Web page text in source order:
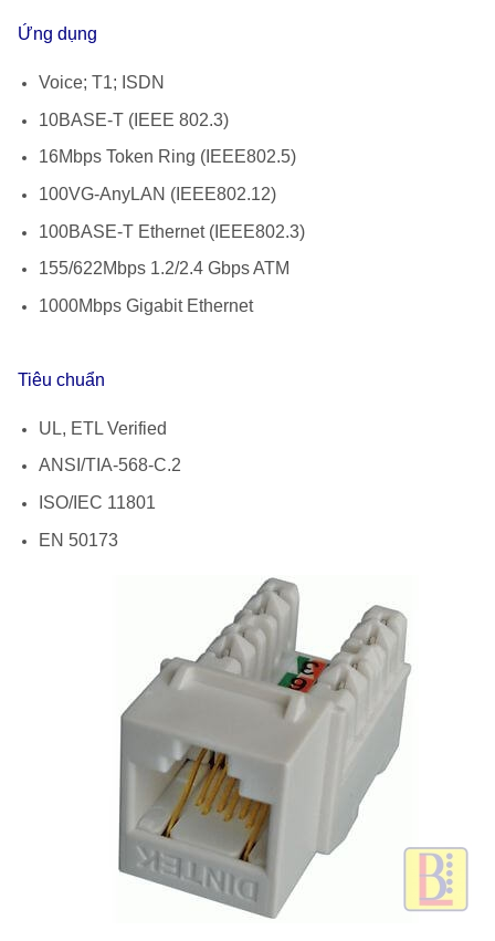
Ứng dụng
Voice; T1; ISDN
10BASE-T (IEEE 802.3)
16Mbps Token Ring (IEEE802.5)
100VG-AnyLAN (IEEE802.12)
100BASE-T Ethernet (IEEE802.3)
155/622Mbps 1.2/2.4 Gbps ATM
1000Mbps Gigabit Ethernet
Tiêu chuẩn
UL, ETL Verified
ANSI/TIA-568-C.2
ISO/IEC 11801
EN 50173